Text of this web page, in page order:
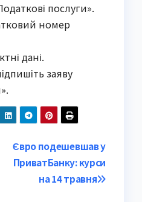
послуги».
номер
дані.
заяву
Євро подешевшав у
ПриватБанку: курси
на 14 травня